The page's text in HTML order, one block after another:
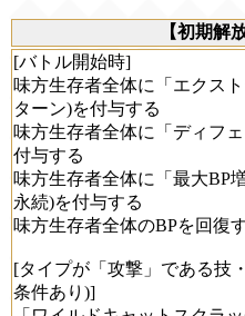
【初期解
[バトル開始時]
味方生存者全体に「エクス
ターン)を付与する
味方生存者全体に「ディフ
付与する
味方生存者全体に「最大BP
永続)を付与する
味方生存者全体のBPを回復
[タイプが「攻撃」である技
条件あり)]